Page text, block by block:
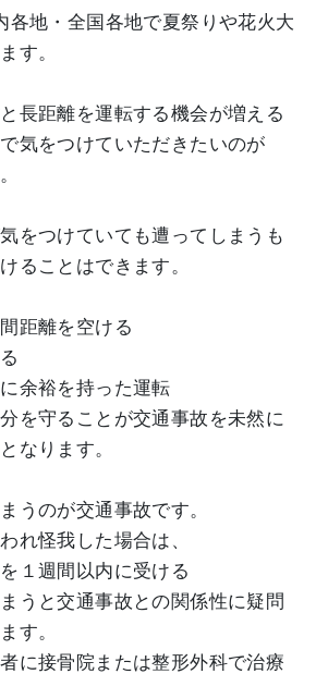
各地・全国各地で夏祭りや花火大
す。
長距離を運転する機会が増える
気をつけていただきたいのが
をつけていても遭ってしまうも
ることはできます。
距離を空ける
余裕を持った運転
を守ることが交通事故を未然に
なります。
うのが交通事故です。
れ怪我した場合は、
１週間以内に受ける
うと交通事故との関係性に疑問
す。
に接骨院または整形外科で治療